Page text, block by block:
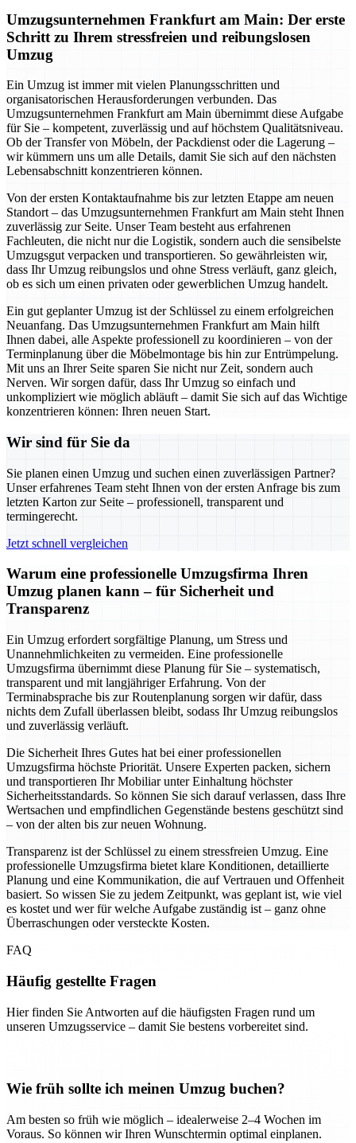
Umzugsunternehmen Frankfurt am Main: Der erste
Schritt zu Ihrem stressfreien und reibungslosen
Umzug
Ein Umzug ist immer mit vielen Planungsschritten und
organisatorischen Herausforderungen verbunden. Das
Umzugsunternehmen Frankfurt am Main übernimmt diese Aufgabe
für Sie – kompetent, zuverlässig und auf höchstem Qualitätsniveau.
Ob der Transfer von Möbeln, der Packdienst oder die Lagerung –
wir kümmern uns um alle Details, damit Sie sich auf den nächsten
Lebensabschnitt konzentrieren können.
Von der ersten Kontaktaufnahme bis zur letzten Etappe am neuen
Standort – das Umzugsunternehmen Frankfurt am Main steht Ihnen
zuverlässig zur Seite. Unser Team besteht aus erfahrenen
Fachleuten, die nicht nur die Logistik, sondern auch die sensibelste
Umzugsgut verpacken und transportieren. So gewährleisten wir,
dass Ihr Umzug reibungslos und ohne Stress verläuft, ganz gleich,
ob es sich um einen privaten oder gewerblichen Umzug handelt.
Ein gut geplanter Umzug ist der Schlüssel zu einem erfolgreichen
Neuanfang. Das Umzugsunternehmen Frankfurt am Main hilft
Ihnen dabei, alle Aspekte professionell zu koordinieren – von der
Terminplanung über die Möbelmontage bis hin zur Entrümpelung.
Mit uns an Ihrer Seite sparen Sie nicht nur Zeit, sondern auch
Nerven. Wir sorgen dafür, dass Ihr Umzug so einfach und
unkompliziert wie möglich abläuft – damit Sie sich auf das Wichtige
konzentrieren können: Ihren neuen Start.
Wir sind für Sie da
Sie planen einen Umzug und suchen einen zuverlässigen Partner?
Unser erfahrenes Team steht Ihnen von der ersten Anfrage bis zum
letzten Karton zur Seite – professionell, transparent und
termingerecht.
Jetzt schnell vergleichen
Warum eine professionelle Umzugsfirma Ihren
Umzug planen kann – für Sicherheit und
Transparenz
Ein Umzug erfordert sorgfältige Planung, um Stress und
Unannehmlichkeiten zu vermeiden. Eine professionelle
Umzugsfirma übernimmt diese Planung für Sie – systematisch,
transparent und mit langjähriger Erfahrung. Von der
Terminabsprache bis zur Routenplanung sorgen wir dafür, dass
nichts dem Zufall überlassen bleibt, sodass Ihr Umzug reibungslos
und zuverlässig verläuft.
Die Sicherheit Ihres Gutes hat bei einer professionellen
Umzugsfirma höchste Priorität. Unsere Experten packen, sichern
und transportieren Ihr Mobiliar unter Einhaltung höchster
Sicherheitsstandards. So können Sie sich darauf verlassen, dass Ihre
Wertsachen und empfindlichen Gegenstände bestens geschützt sind
– von der alten bis zur neuen Wohnung.
Transparenz ist der Schlüssel zu einem stressfreien Umzug. Eine
professionelle Umzugsfirma bietet klare Konditionen, detaillierte
Planung und eine Kommunikation, die auf Vertrauen und Offenheit
basiert. So wissen Sie zu jedem Zeitpunkt, was geplant ist, wie viel
es kostet und wer für welche Aufgabe zuständig ist – ganz ohne
Überraschungen oder versteckte Kosten.
FAQ
Häufig gestellte Fragen
Hier finden Sie Antworten auf die häufigsten Fragen rund um
unseren Umzugsservice – damit Sie bestens vorbereitet sind.
Wie früh sollte ich meinen Umzug buchen?
Am besten so früh wie möglich – idealerweise 2–4 Wochen im
Voraus. So können wir Ihren Wunschtermin optimal einplanen.